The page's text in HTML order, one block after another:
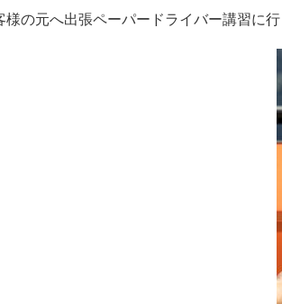
の元へ出張ペーパードライバー講習に行